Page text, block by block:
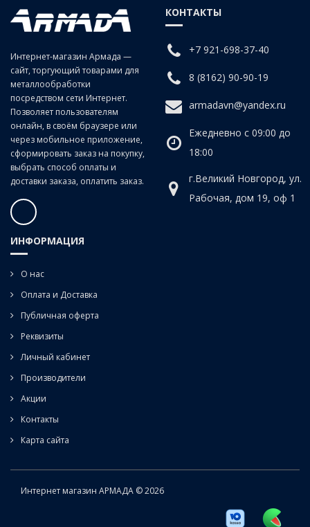
Сверление цилиндрических отверстий в заготовках и изделиях из
чугунов, сталей средней и низкой твердости, цветных сплавах,
пластмассах, древесных материалов. Фиксация – во внутренний
конус Морзе напрямую или через переходные втулки.
Интернет-магазин Армада —
сайт, торгующий товарами для
металлообработки
посредством сети Интернет.
Позволяет пользователям
онлайн, в своём браузере или
через мобильное приложение,
сформировать заказ на покупку,
выбрать способ оплаты и
доставки заказа, оплатить заказ.
КОНТАКТЫ
+7 921-698-37-40
8 (8162) 90-90-19
armadavn@yandex.ru
Ежедневно с 09:00 до
18:00
г.Великий Новгород, ул.
Рабочая, дом 19, оф 1
ИНФОРМАЦИЯ
О нас
Оплата и Доставка
Публичная оферта
Реквизиты
Личный кабинет
Производители
Акции
Контакты
Карта сайта
Интернет магазин АРМАДА © 2026